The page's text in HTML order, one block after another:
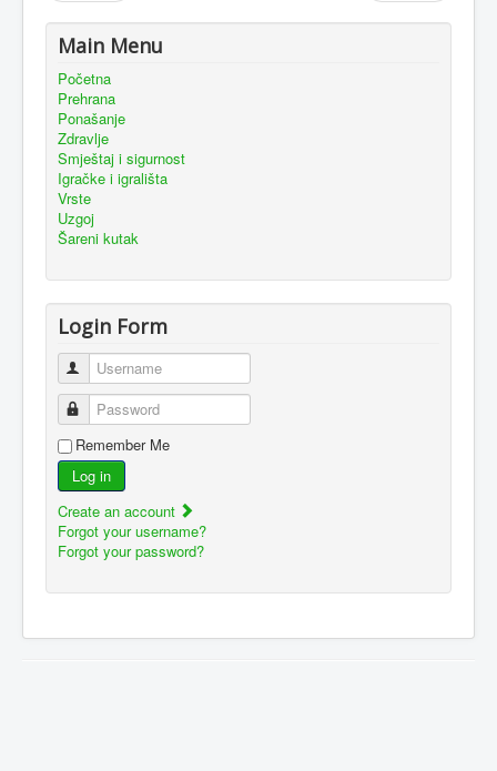
Main Menu
Početna
Prehrana
Ponašanje
Zdravlje
Smještaj i sigurnost
Igračke i igrališta
Vrste
Uzgoj
Šareni kutak
Login Form
Username
Password
Remember Me
Log in
Create an account
Forgot your username?
Forgot your password?